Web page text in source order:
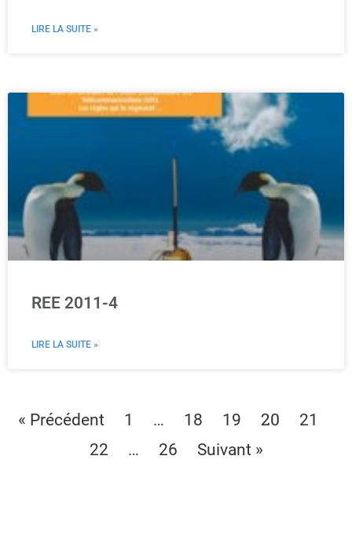
LIRE LA SUITE »
REE 2011-4
LIRE LA SUITE »
« Précédent 1 … 18 19 20
21
22
… 26 Suivant »